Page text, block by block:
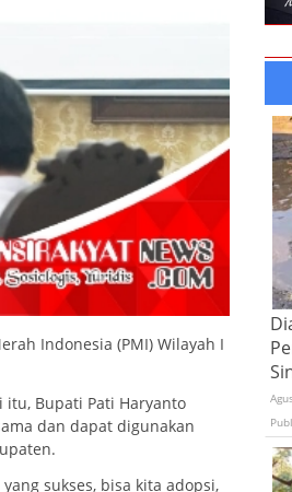
Indonesia (PMI) Wilayah I
itu, Bupati Pati Haryanto
dan dapat digunakan
sukses, bisa kita adopsi,